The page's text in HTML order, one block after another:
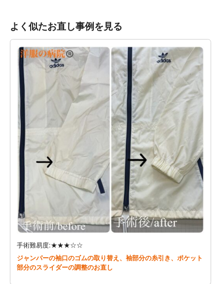
よく似たお直し事例を見る
手術難易度:★★★☆☆
ジャンパーの袖口のゴムの取り替え、袖部分の糸引き、ポケット
部分のスライダーの調整のお直し